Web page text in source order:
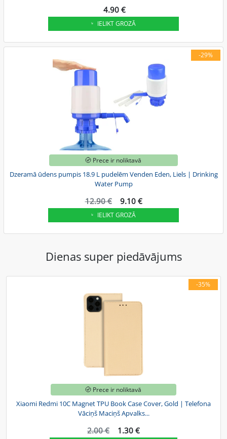
4.90 €
IELIKT GROZĀ
-29%
Prece ir noliktavā
Dzeramā ūdens pumpis 18.9 L pudelēm Venden Eden, Liels | Drinking
Water Pump
12.90 € 9.10 €
IELIKT GROZĀ
Dienas super piedāvājums
-35%
Prece ir noliktavā
Xiaomi Redmi 10C Magnet TPU Book Case Cover, Gold | Telefona
Vāciņš Maciņš Apvalks...
2.00 € 1.30 €